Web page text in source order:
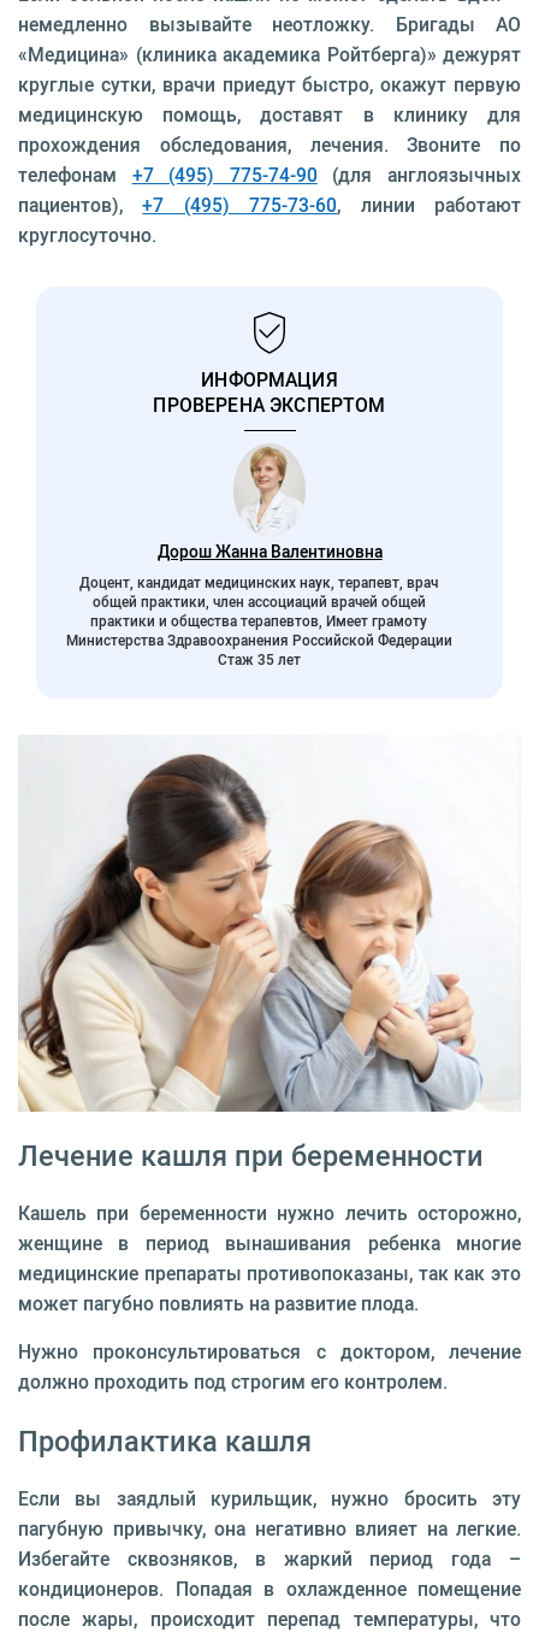
немедленно вызывайте неотложку. Бригады АО
«Медицина» (клиника академика Ройтберга)» дежурят
круглые сутки, врачи приедут быстро, окажут первую
медицинскую помощь, доставят в клинику для
прохождения обследования, лечения. Звоните по
телефонам +7 (495) 775-74-90(для англоязычных
пациентов),+7 (495) 775-73-60, линии работают
круглосуточно.
ИНФОРМАЦИЯ
ПРОВЕРЕНА ЭКСПЕРТОМ
Дорош Жанна Валентиновна
Доцент, кандидат медицинских наук, терапевт, врач
общей практики, член ассоциаций врачей общей
практики и общества терапевтов, Имеет грамоту
Министерства Здравоохранения Российской Федерации
Стаж 35 лет
Лечение кашля при беременности
Кашель при беременности нужно лечить осторожно,
женщине в период вынашивания ребенка многие
медицинские препараты противопоказаны, так как это
может пагубно повлиять на развитие плода.
Нужно проконсультироваться с доктором, лечение
должно проходить под строгим его контролем.
Профилактика кашля
Если вы заядлый курильщик, нужно бросить эту
пагубную привычку, она негативно влияет на легкие.
Избегайте сквозняков, в жаркий период года –
кондиционеров. Попадая в охлажденное помещение
после жары, происходит перепад температуры, что